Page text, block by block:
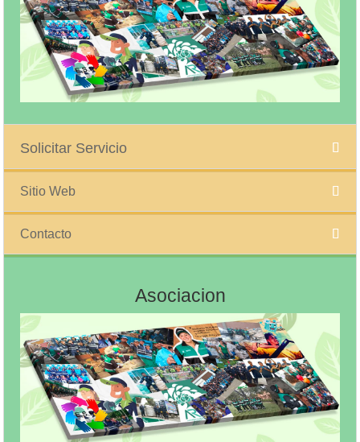
Solicitar Servicio
Sitio Web
Contacto
Asociacion